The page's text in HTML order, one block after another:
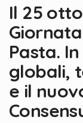
Il 25
Pasta.
globali,
e il